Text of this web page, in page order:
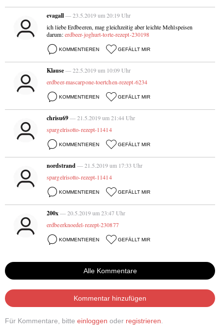
evagall— 23.5.2019 um 20:19 Uhr
ich liebe Erdbeeren, mag gleichzeitig aber leichte Mehlspeisen
darum:erdbeer-joghurt-torte-rezept-230198
KOMMENTIEREN GEFÄLLT MIR
Klause— 22.5.2019 um 10:09 Uhr
erdbeer-mascarpone-toertchen-rezept-6234
KOMMENTIEREN GEFÄLLT MIR
chrisu69— 21.5.2019 um 21:44 Uhr
spargelrisotto-rezept-11414
KOMMENTIEREN GEFÄLLT MIR
nordstrand— 21.5.2019 um 17:33 Uhr
spargelrisotto-rezept-11414
KOMMENTIEREN GEFÄLLT MIR
200x— 20.5.2019 um 23:47 Uhr
erdbeerknoedel-rezept-230877
KOMMENTIEREN GEFÄLLT MIR
Alle Kommentare
Kommentar hinzufügen
Für Kommentare, bitte einloggen oder registrieren.